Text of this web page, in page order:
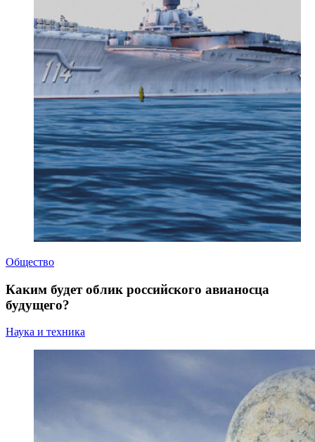
Общество
Каким будет облик российского авианосца
будущего?
Наука и техника